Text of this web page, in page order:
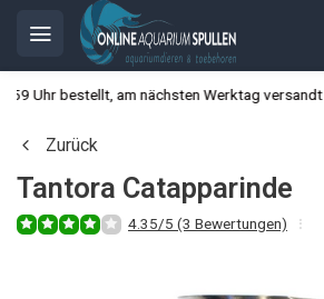
Uhr bestellt, am nächsten Werktag versandt
Zurück
Tantora Catapparinde
4.35/5 (3 Bewertungen)